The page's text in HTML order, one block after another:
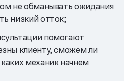
не обманывать ожидания
низкий отток;
помогают
клиенту, сможем ли
механик начнем